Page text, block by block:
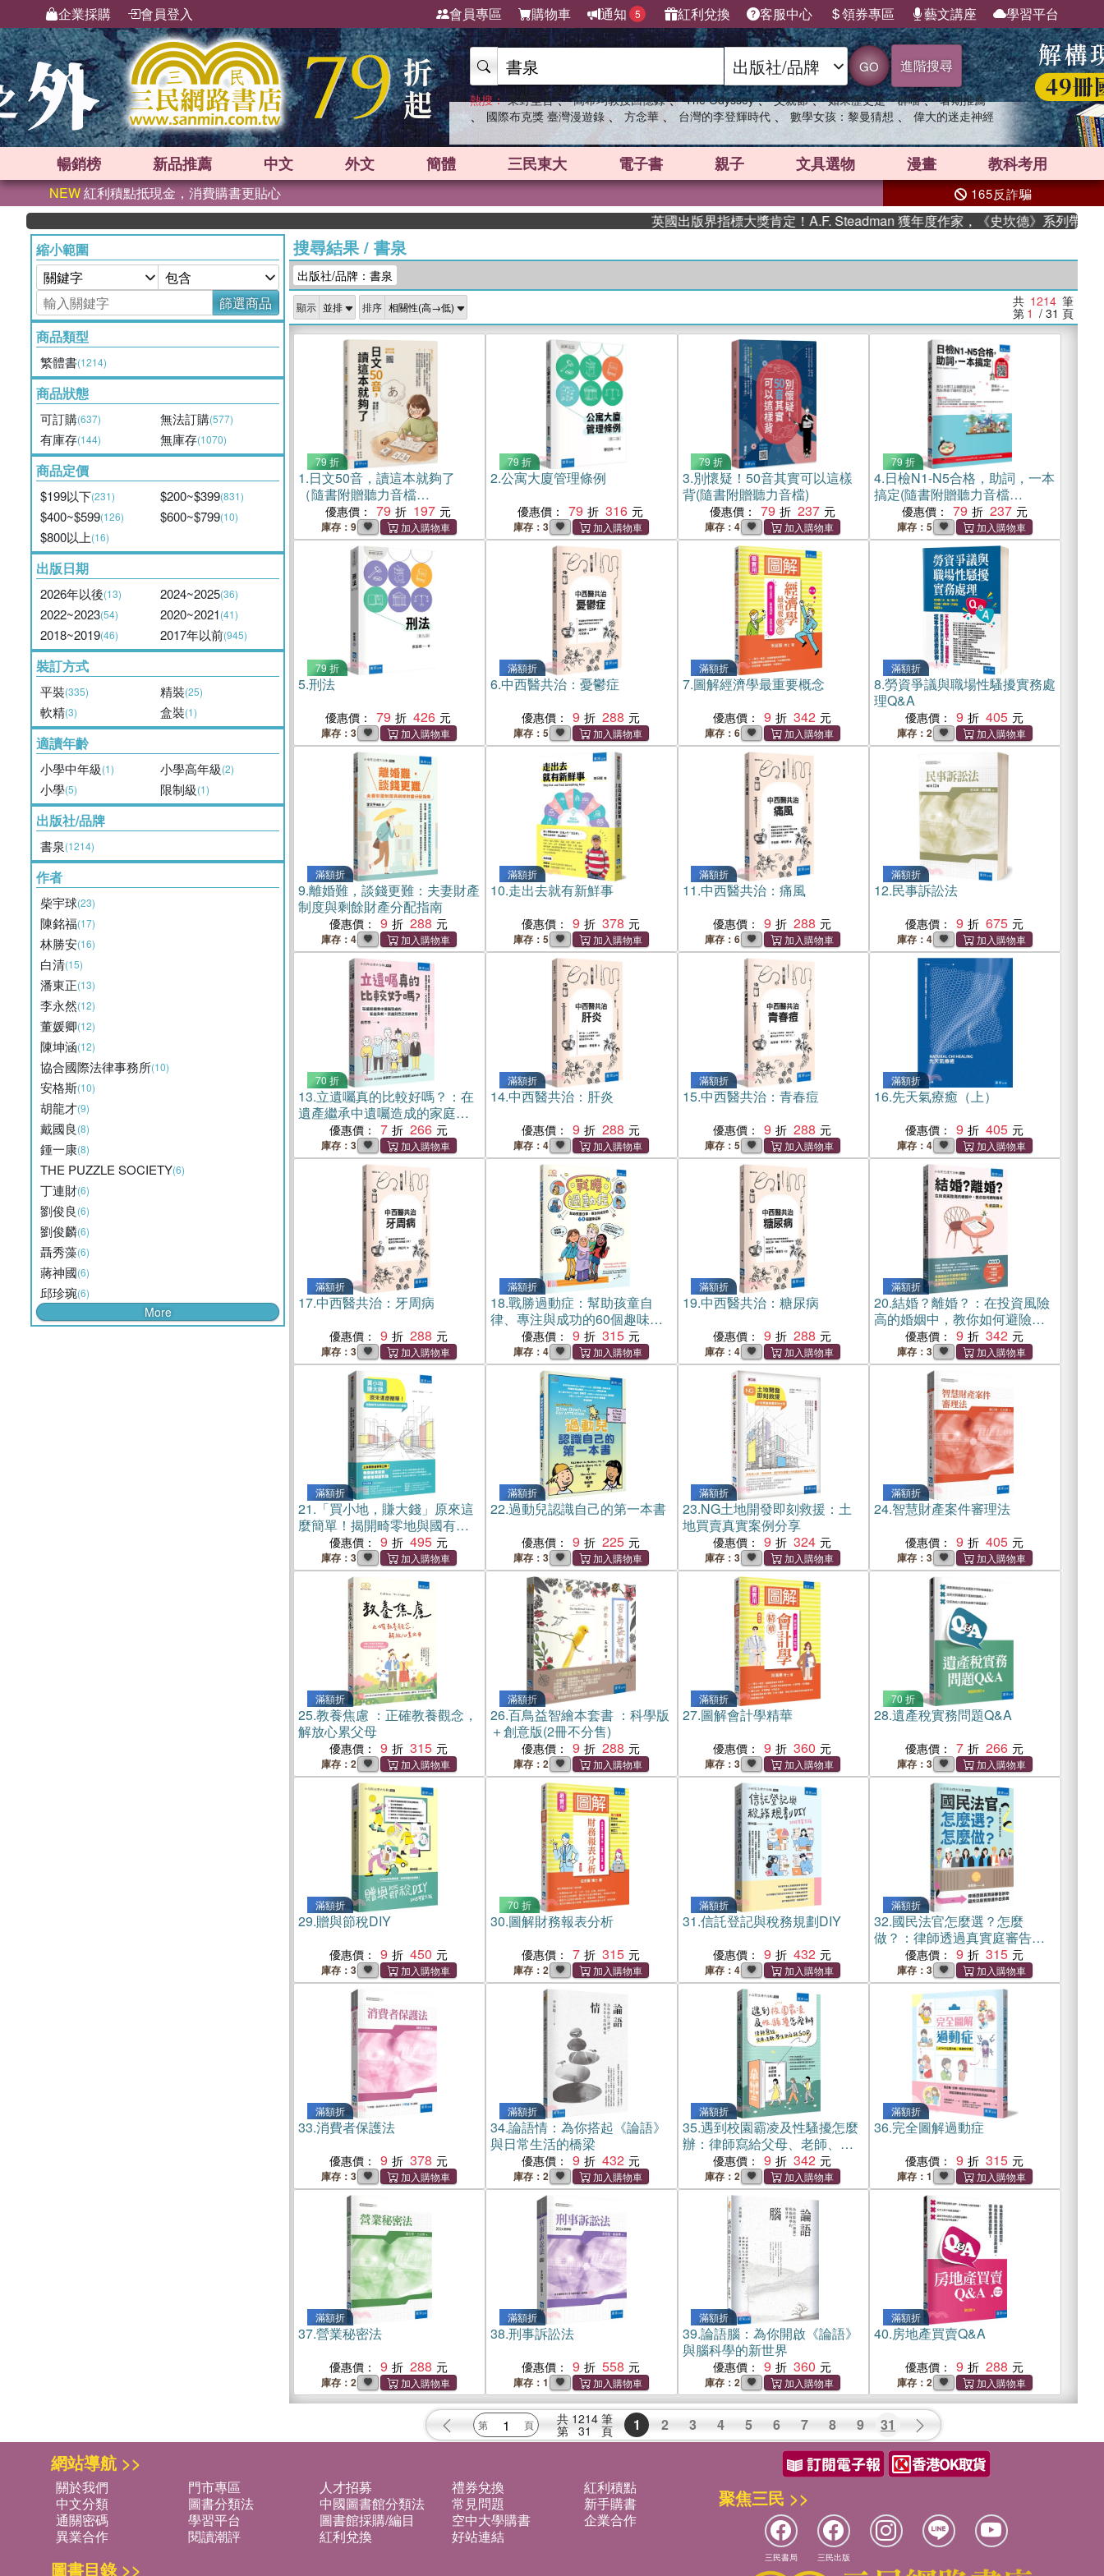
企業採購 會員登入 會員專區 購物車 通知 5 紅利兌換 客服中心 領券專區 藝文講座 學習平台
GO 進階搜尋
熱搜： 東野圭吾 、 高希均教授回憶錄 、 The Odyssey 、 父親節 、 如果歷史是一群喵 、 暑期推薦
、 國際布克獎 臺灣漫遊錄 、 方念華 、 台灣的李登輝時代 、 數學女孩：黎曼猜想 、 偉大的迷走神經
暢銷榜 新品推薦 中文 外文 簡體 三民東大 電子書 親子 文具選物 漫畫 教科考用
NEW紅利積點抵現金，消費購書更貼心 165反詐騙
英國出版界指標大獎肯定！A.F. Steadman 獲年度作家，《史坎德》系列帶你踏上熱血
縮小範圍
篩選商品
商品類型
繁體書(1214)
商品狀態
可訂購(637) 無法訂購(577)
有庫存(144) 無庫存(1070)
商品定價
$199以下(231) $200~$399(831)
$400~$599(126) $600~$799(10)
$800以上(16)
出版日期
2026年以後(13) 2024~2025(36)
2022~2023(54) 2020~2021(41)
2018~2019(46) 2017年以前(945)
裝訂方式
平裝(335) 精裝(25)
軟精(3) 盒裝(1)
適讀年齡
小學中年級(1) 小學高年級(2)
小學(5) 限制級(1)
出版社/品牌
書泉(1214)
作者
柴宇球(23)
陳銘福(17)
林勝安(16)
白清(15)
潘東正(13)
李永然(12)
董媛卿(12)
陳坤涵(12)
協合國際法律事務所(10)
安格斯(10)
胡龍才(9)
戴國良(8)
鍾一康(8)
THE PUZZLE SOCIETY(6)
丁連財(6)
劉俊良(6)
劉俊麟(6)
聶秀藻(6)
蔣神國(6)
邱珍琬(6)
More
搜尋結果/ 書泉
出版社/品牌：書泉
顯示 排序 共 1214 筆
第 1 / 31 頁
79 折
1.日文50音，讀這本就夠了
（隨書附贈聽力音檔
QRCODE）
優惠價： 79 197
庫存：9
79 折
2.公寓大廈管理條例
優惠價： 79 316
庫存：3
79 折
3.別懷疑！50音其實可以這樣
背(隨書附贈聽力音檔)
優惠價： 79 237
庫存：4
79 折
4.日檢N1-N5合格，助詞，一本
搞定(隨書附贈聽力音檔
QRCODE)
優惠價： 79 237
庫存：5
79 折
5.刑法
優惠價： 79 426
庫存：3
滿額折
6.中西醫共治：憂鬱症
優惠價： 9 288
庫存：5
滿額折
7.圖解經濟學最重要概念
優惠價： 9 342
庫存：6
滿額折
8.勞資爭議與職場性騷擾實務處
理Q&A
優惠價： 9 405
庫存：2
滿額折
9.離婚難，談錢更難：夫妻財產
制度與剩餘財產分配指南
優惠價： 9 288
庫存：4
滿額折
10.走出去就有新鮮事
優惠價： 9 378
庫存：5
滿額折
11.中西醫共治：痛風
優惠價： 9 288
庫存：6
滿額折
12.民事訴訟法
優惠價： 9 675
庫存：4
70 折
13.立遺囑真的比較好嗎？：在
遺產繼承中遺囑造成的家庭失
和、法庭對告之法律百態
優惠價： 7 266
庫存：3
滿額折
14.中西醫共治：肝炎
優惠價： 9 288
庫存：4
滿額折
15.中西醫共治：青春痘
優惠價： 9 288
庫存：5
滿額折
16.先天氣療癒（上）
優惠價： 9 405
庫存：4
滿額折
17.中西醫共治：牙周病
優惠價： 9 288
庫存：3
滿額折
18.戰勝過動症：幫助孩童自
律、專注與成功的60個趣味活
優惠價： 9 315
庫存：4
滿額折
19.中西醫共治：糖尿病
優惠價： 9 288
庫存：4
滿額折
20.結婚？離婚？：在投資風險
高的婚姻中，教你如何避險獲
優惠價： 9 342
庫存：3
滿額折
21. 「買小地，賺大錢」原來這
麼簡單！揭開畸零地與國有地
投資的成功關鍵
優惠價： 9 495
庫存：3
滿額折
22.過動兒認識自己的第一本書
優惠價： 9 225
庫存：3
滿額折
23.NG土地開發即刻救援：土
地買賣真實案例分享
優惠價： 9 324
庫存：3
滿額折
24.智慧財產案件審理法
優惠價： 9 405
庫存：3
滿額折
25.教養焦慮 ：正確教養觀念，
解放心累父母
優惠價： 9 315
庫存：2
滿額折
26.百鳥益智繪本套書 ：科學版
＋創意版(2冊不分售)
優惠價： 9 288
庫存：2
滿額折
27.圖解會計學精華
優惠價： 9 360
庫存：3
70 折
28.遺產稅實務問題Q&A
優惠價： 7 266
庫存：3
滿額折
29.贈與節稅DIY
優惠價： 9 450
庫存：3
70 折
30.圖解財務報表分析
優惠價： 7 315
庫存：2
滿額折
31.信託登記與稅務規劃DIY
優惠價： 9 432
庫存：4
滿額折
32.國民法官怎麼選？怎麼
做？：律師透過真實庭審告訴
你國民法庭實際運作的全貌
優惠價： 9 315
庫存：3
滿額折
33.消費者保護法
優惠價： 9 378
庫存：3
滿額折
34.論語情：為你搭起《論語》
與日常生活的橋梁
優惠價： 9 432
庫存：2
滿額折
35.遇到校園霸凌及性騷擾怎麼
辦：律師寫給父母、老師、學
生的自救SOP
優惠價： 9 342
庫存：2
滿額折
36.完全圖解過動症
優惠價： 9 315
庫存：1
滿額折
37.營業秘密法
優惠價： 9 288
庫存：2
滿額折
38.刑事訴訟法
優惠價： 9 558
庫存：1
滿額折
39.論語腦：為你開啟《論語》
與腦科學的新世界
優惠價： 9 360
庫存：2
滿額折
40.房地產買賣Q&A
優惠價： 9 288
庫存：2
共 1214 筆
第 31 頁 1 2 3 4 5 6 7 8 9 31
網站導航 >>
關於我們 門市專區 人才招募 禮券兌換
紅利積點
中文分類
圖書分類法 中國圖書館分類法 常見問題
新手購書
通關密碼
學習平台 圖書館採購/編目 空中大學購書
企業合作
異業合作
閱讀潮評 紅利兌換 好站連結
圖書目錄 >>
聚焦三民 >>
三民書局 三民出版